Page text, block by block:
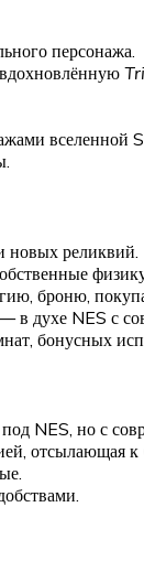
персонажа.
вселенной
новых реликвий.
броню,
духе NES с
бонусных
NES, но с
отсылающая к